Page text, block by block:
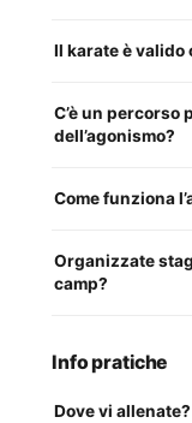
Il karate è valido
C’è un
dell’agonismo?
Come funziona
Organizzate
camp?
Info pratiche
Dove vi allenate?